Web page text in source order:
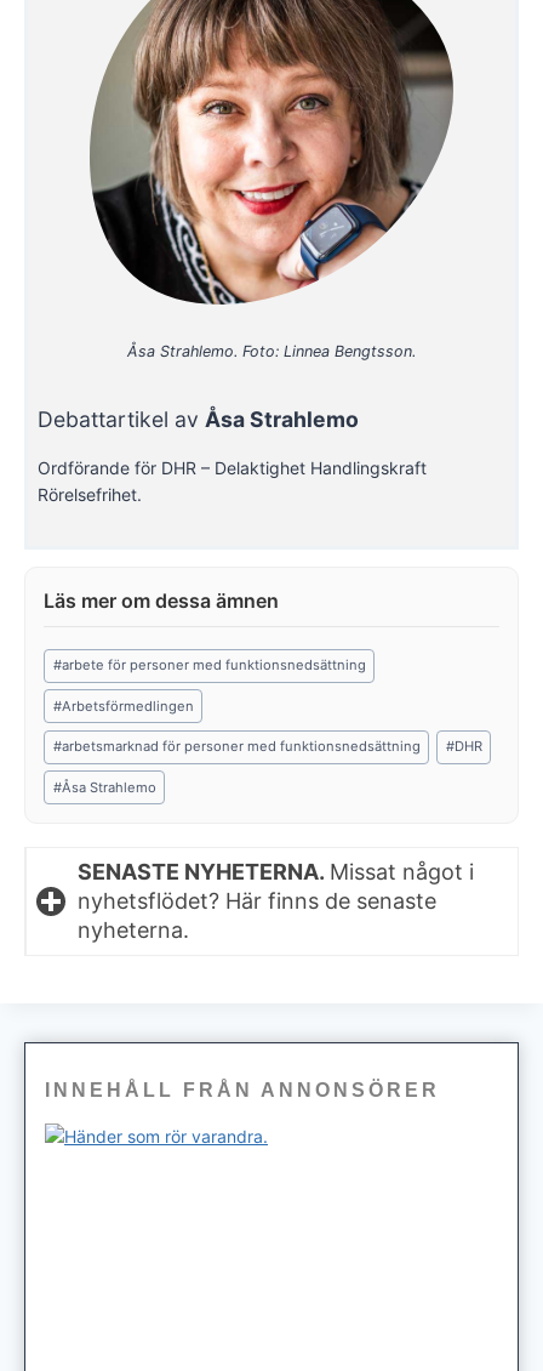
Åsa Strahlemo. Foto: Linnea Bengtsson.
Debattartikel av Åsa Strahlemo
Ordförande för DHR – Delaktighet Handlingskraft
Rörelsefrihet.
Post
Tags:
#arbete för personer med funktionsnedsättning
#Arbetsförmedlingen
#arbetsmarknad för personer med funktionsnedsättning #DHR
#Åsa Strahlemo
SENASTE NYHETERNA. Missat något i
nyhetsflödet? Här finns de senaste
nyheterna.
INNEHÅLL FRÅN ANNONSÖRER